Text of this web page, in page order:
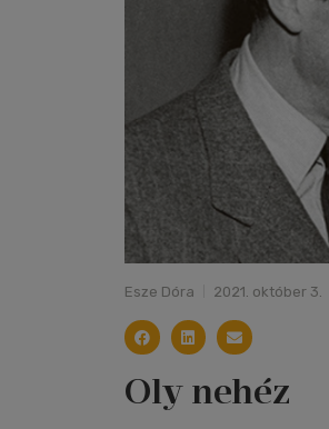
Esze Dóra 2021. október 3.
Oly nehéz